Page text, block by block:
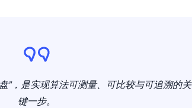
”，是实现算法可测量、可比较与可追溯的关
键一步。